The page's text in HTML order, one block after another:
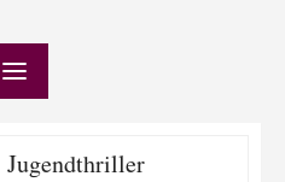
Jugendthriller